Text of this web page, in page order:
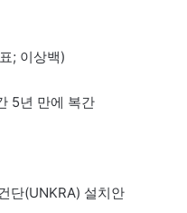
; 이상백)
5년 만에 복간
단(UNKRA) 설치안